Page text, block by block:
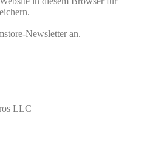
Newsletter an.
LLC